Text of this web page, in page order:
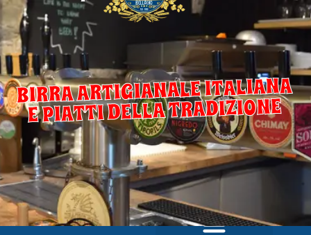
BIRRA ARTIGIANALE ITALIANA
E PIATTI DELLA TRADIZIONE